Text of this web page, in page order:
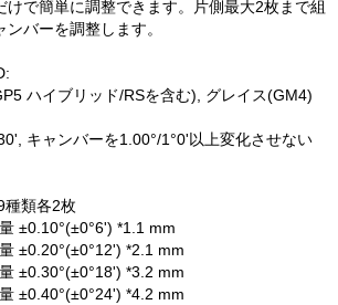
けで簡単に調整できます。片側最大2枚まで組
バーを調整します。
ハイブリッド/RSを含む), グレイス(GM4)
キャンバーを1.00°/1°0'以上変化させない
種類各2枚
±0.10°(±0°6') *1.1 mm
±0.20°(±0°12') *2.1 mm
±0.30°(±0°18') *3.2 mm
±0.40°(±0°24') *4.2 mm